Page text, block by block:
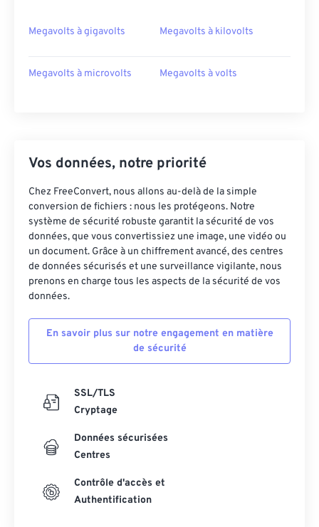
Megavolts à gigavolts Megavolts à kilovolts
Megavolts à microvolts Megavolts à volts
Vos données, notre priorité
Chez FreeConvert, nous allons au-delà de la simple
conversion de fichiers : nous les protégeons. Notre
système de sécurité robuste garantit la sécurité de vos
données, que vous convertissiez une image, une vidéo ou
un document. Grâce à un chiffrement avancé, des centres
de données sécurisés et une surveillance vigilante, nous
prenons en charge tous les aspects de la sécurité de vos
données.
En savoir plus sur notre engagement en matière
de sécurité
SSL/TLS
Cryptage
Données sécurisées
Centres
Contrôle d'accès et
Authentification